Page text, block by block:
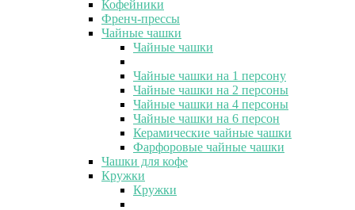
Кофейники
Френч-прессы
Чайные чашки
Чайные чашки
Чайные чашки на 1 персону
Чайные чашки на 2 персоны
Чайные чашки на 4 персоны
Чайные чашки на 6 персон
Керамические чайные чашки
Фарфоровые чайные чашки
Чашки для кофе
Кружки
Кружки